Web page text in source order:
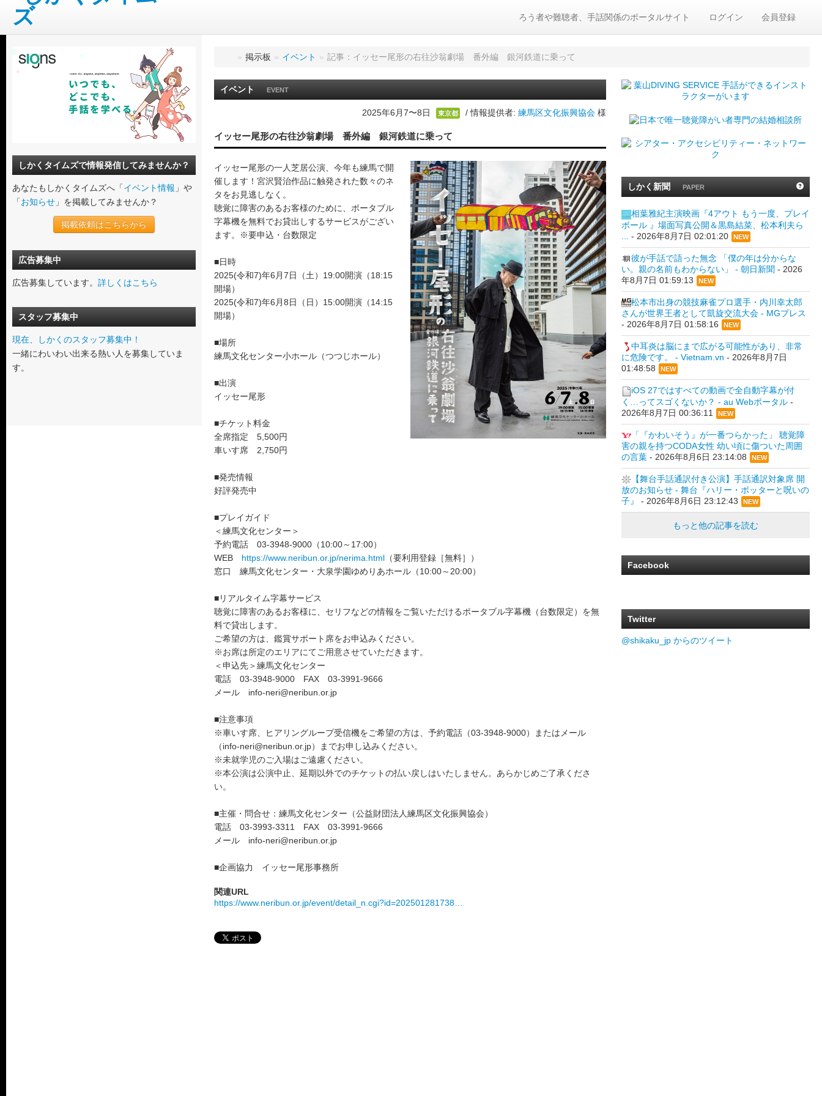
ログイン 会員登録
ろう者や難聴者、手話関係のポータルサイト
しかくタイムズで情報発信してみませんか？
あなたもしかくタイムズへ「イベント情報 」や
「お知らせ 」を掲載してみませんか？
掲載依頼はこちらから
広告募集中
広告募集しています。 詳しくはこちら
スタッフ募集中
現在、しかくのスタッフ募集中！
一緒にわいわい出来る熱い人を募集していま
す。
» 掲示板 » イベント » 記事：イッセー尾形の右往沙翁劇場 番外編 銀河鉄道に乗って
イベント EVENT
2025年6月7〜8日 東京都 / 情報提供者: 練馬区文化振興協会 様
イッセー尾形の右往沙翁劇場 番外編 銀河鉄道に乗って
イッセー尾形の一人芝居公演、今年も練馬で開
催します！宮沢賢治作品に触発された数々のネ
タをお見逃しなく。
聴覚に障害のあるお客様のために、ポータブル
字幕機を無料でお貸出しするサービスがござい
ます。※要申込・台数限定
■日時
2025(令和7)年6月7日（土）19:00開演（18:15
開場）
2025(令和7)年6月8日（日）15:00開演（14:15
開場）
■場所
練馬文化センター小ホール（つつじホール）
■出演
イッセー尾形
■チケット料金
全席指定 5,500円
車いす席 2,750円
■発売情報
好評発売中
■プレイガイド
＜練馬文化センター＞
予約電話 03-3948-9000（10:00～17:00）
WEB https://www.neribun.or.jp/nerima.html （要利用登録［無料］）
窓口 練馬文化センター・大泉学園ゆめりあホール（10:00～20:00）
■リアルタイム字幕サービス
聴覚に障害のあるお客様に、セリフなどの情報をご覧いただけるポータブル字幕機（台数限定）を無
料で貸出します。
ご希望の方は、鑑賞サポート席をお申込みください。
※お席は所定のエリアにてご用意させていただきます。
＜申込先＞練馬文化センター
電話 03-3948-9000 FAX 03-3991-9666
メール info-neri@neribun.or.jp
■注意事項
※車いす席、ヒアリングループ受信機をご希望の方は、予約電話（03-3948-9000）またはメール
（info-neri@neribun.or.jp）までお申し込みください。
※未就学児のご入場はご遠慮ください。
※本公演は公演中止、延期以外でのチケットの払い戻しはいたしません。あらかじめご了承くださ
い。
■主催・問合せ：練馬文化センター（公益財団法人練馬区文化振興協会）
電話 03-3993-3311 FAX 03-3991-9666
メール info-neri@neribun.or.jp
■企画協力 イッセー尾形事務所
関連URL
https://www.neribun.or.jp/event/detail_n.cgi?id=202501281738…
しかく新聞 PAPER
相葉雅紀主演映画『4アウト もう一度、プレイ
ボール 』場面写真公開＆黒島結菜、松本利夫ら
- 2026年8月7日 02:01:20 NEW
彼が手話で語った無念 「僕の年は分からな
い。親の名前もわからない」 - 朝日新聞 - 2026
年8月7日 01:59:13
NEW
松本市出身の競技麻雀プロ選手・内川幸太郎
さんが世界王者として凱旋交流大会 - MGプレス
- 2026年8月7日 01:58:16 NEW
中耳炎は脳にまで広がる可能性があり、非常
に危険です。 - Vietnam.vn - 2026年8月7日
01:48:58
NEW
iOS 27ではすべての動画で全自動字幕が付
く…ってスゴくないか？ - au Webポータル-
2026年8月7日 00:36:11
NEW
「『かわいそう』が一番つらかった」 聴覚障
害の親を持つCODA女性 幼い頃に傷ついた周囲
の言葉- 2026年8月6日 23:14:08 NEW
【舞台手話通訳付き公演】手話通訳対象席 開
放のお知らせ - 舞台『ハリー・ポッターと呪いの
子』
- 2026年8月6日 23:12:43 NEW
もっと他の記事を読む
Facebook
Twitter
@shikaku_jp からのツイート